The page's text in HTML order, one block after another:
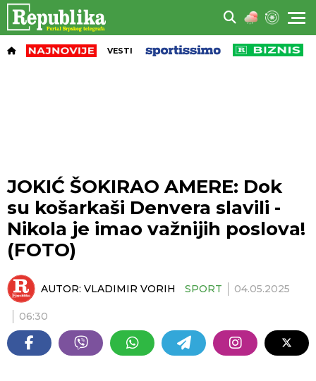
VESTI
JOKIĆ ŠOKIRAO AMERE: Dok
su košarkaši Denvera slavili -
Nikola je imao važnijih poslova!
(FOTO)
AUTOR: VLADIMIR VORIH SPORT 04.05.2025
06:30